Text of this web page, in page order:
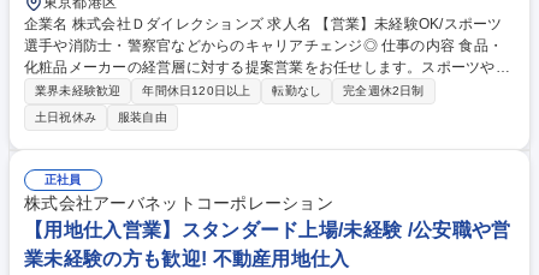
企業名 株式会社Ｄダイレクションズ 求人名 【営業】未経験OK/スポーツ
選手や消防士・警察官などからのキャリアチェンジ◎ 仕事の内容 食品・
化粧品メーカーの経営層に対する提案営業をお任せします。スポーツや訓
練で培った「やり抜く力」は、ビジネスの世界でも最大の武器になりま
す。勘や感覚ではなく、「数値分析」に基づいた論理的な思考力を ゼロか
ら習得できます。テレビ・ラジオのCM企画や効果測定の経験を通じて、
どの業界でも通用する強固なデータ分析スキルと改善提案力に挑戦できま
す。 【誰に】食品/化粧品などを通信販売している法人(既存中心)【詳細】
(1)顧客への広告提案→(2)テレビ/ラジオのCM企画(タレントキャスティン
グ/制作管理など含む)→(3)効果分析/改善提案 【当社】■社員インタビュー
https://recruit.d-direction.jp/ 募集職種 【営業】未経験OK/スポーツ選手や
消防士・警察官などからのキャリアチェンジ◎
業界未経験歓迎 年間休日120日以上 転勤なし
完全週休2日制
土日祝休み
服装自由
正社員
株式会社アーバネットコーポレーション
【用地仕入営業】スタンダード上場/未経験 /公安職や営
業未経験の方も歓迎! 不動産用地仕入